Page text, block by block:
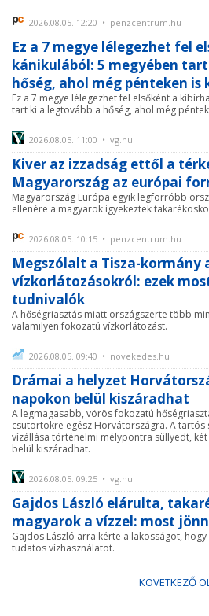
2026.08.05. 12:20 • penzcentrum.hu
Ez a 7 megye lélegezhet fel
kánikulából: 5 megyében
hőség, ahol még pénteken is
Ez a 7 megye lélegezhet fel elsőként a
tart ki a legtovább a hőség, ahol még
2026.08.05. 11:00 • vg.hu
Kiver az izzadság ettől a
Magyarország az európai
Magyarország Európa egyik legforróbb
ellenére a magyarok igyekeztek
2026.08.05. 10:15 • penzcentrum.hu
Megszólalt a Tisza-kormány
vízkorlátozásokról: ezek
tudnivalók
A hőségriasztás miatt országszerte több
valamilyen fokozatú vízkorlátozást.
2026.08.05. 09:40 • novekedes.hu
Drámai a helyzet
napokon belül kiszáradhat
A legmagasabb, vörös fokozatú
csütörtökre egész Horvátországra. A
vízállása történelmi mélypontra süllyedt,
belül kiszáradhat.
2026.08.05. 09:25 • vg.hu
Gajdos László elárulta,
magyarok a vízzel: most
Gajdos László arra kérte a lakosságot,
tudatos vízhasználatot.
KÖVETKEZŐ